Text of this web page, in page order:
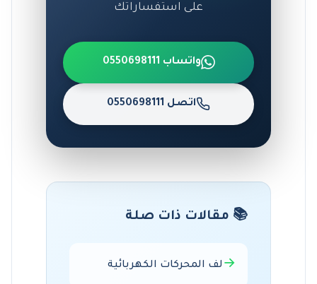
على استفساراتك
واتساب 0550698111
اتصل 0550698111
📚 مقالات ذات صلة
→ لف المحركات الكهربائية